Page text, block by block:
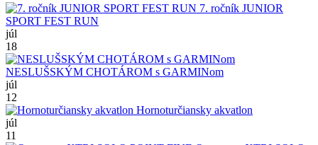
7. ročník JUNIOR
SPORT FEST RUN
júl
18
NESLUŠSKÝM CHOTÁROM s GARMINom
júl
12
Hornoturčiansky akvatlon
júl
11